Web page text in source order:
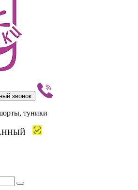
звонок
туники